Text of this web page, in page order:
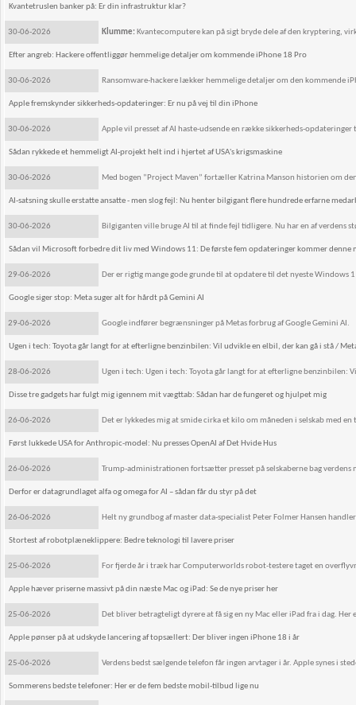
Kvantetruslen banker på: Er din infrastruktur klar?
30-06-2026 Klumme: Kvantecomputere kan på sigt bryde dele af den kryptering,
Efter angreb: Hackere offentliggør hemmelige detaljer om kommende iPhone 18 Pro
30-06-2026 Ransomware-hackere lækker hemmelige detaljer om den kommende
Apple fremskynder sikkerheds-opdateringer: Er nu på vej til din iPhone
30-06-2026 Apple vil presset af AI haste-udsende en række sikkerheds-opdateringer
Sådan rykkede et hemmeligt AI-projekt helt ind i hjertet af USA's krigsmaskine
30-06-2026 Med bogen ”Project Maven” fortæller Katrina Manson historien om
AI-satsning skulle erstatte ansatte - men slog fejl: Nu henter bilgigant flere hundrede erfarne
30-06-2026 Bilgiganten ville bruge AI til at finde fejl tidligere. Nu har en af verdens
Sådan vil Microsoft forbedre dit liv med Windows 11: De første fem opdateringer kommer denne
29-06-2026 Der er rigtig mange gode grunde til at opdatere til det nyeste Windows
Google siger stop: Meta suger alt for hårdt på Gemini AI
29-06-2026 Google indfører begrænsninger på Metas forbrug af Google Gemini AI.
Ugen i tech: Toyota går langt for at efterligne benzinbilen: Vil udvikle en elbil, der kan gå i stå /
28-06-2026 Ugen i tech: Ugen i tech: Toyota går langt for at efterligne benzinbilen:
Disse tre gadgets har fulgt mig igennem mit vægttab: Sådan har de fungeret og hjulpet mig
26-06-2026 Det er lykkedes mig at smide cirka et kilo om måneden i selskab med
Først lukkede USA for Anthropic-model: Nu presses OpenAI af Det Hvide Hus
26-06-2026 Trump-administrationen fortsætter presset på selskaberne bag verdens
Derfor er datagrundlaget alfa og omega for AI – sådan får du styr på det
26-06-2026 Helt ny grundbog af master data-specialist Peter Folmer Hansen
Stortest af robotplæneklippere: Bedre teknologi til lavere priser
25-06-2026 For fjerde år i træk har Computerworlds robot-testere taget en
Apple hæver priserne massivt på din næste Mac og iPad: Se de nye priser her
25-06-2026 Det bliver betragteligt dyrere at få sig en ny Mac eller iPad fra i dag.
Apple pønser på at udskyde lancering af topsællert: Der bliver ingen iPhone 18 i år
25-06-2026 Verdens bedst sælgende telefon får ingen arvtager i år. Apple synes i
Sommerens bedste telefoner: Her er de fem bedste mobil-tilbud lige nu